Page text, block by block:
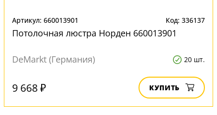
Артикул: 660013901 Код: 336137
Потолочная люстра Норден 660013901
DeMarkt (Германия) 20 шт.
9 668 ₽ КУПИТЬ